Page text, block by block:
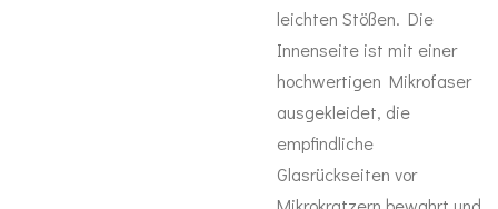
leichten Stößen. Die
Innenseite ist mit einer
hochwertigen Mikrofaser
ausgekleidet, die
empfindliche
Glasrückseiten vor